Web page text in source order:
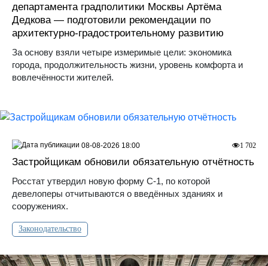
департамента градполитики Москвы Артёма
Дедкова — подготовили рекомендации по
архитектурно-градостроительному развитию
За основу взяли четыре измеримые цели: экономика
города, продолжительность жизни, уровень комфорта и
вовлечённости жителей.
Застройщикам обновили обязательную отчётность
Росстат утвердил новую форму С-1, по которой
девелоперы отчитываются о введённых зданиях и
сооружениях.
Законодательство
1 702
08-08-2026 18:00